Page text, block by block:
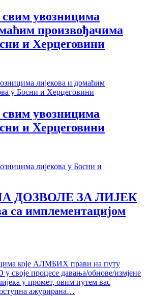
увозницима
произвођачима
и Херцеговини
лијекова и домаћим
у Босни и Херцеговини
увозницима
и Херцеговини
лијекова у Босни и
ДОЗВОЛЕ ЗА ЛИЈЕК
са имплементацијом
које АЛМБИХ прави на путу
своје процесе давања/обнове/измјене
у промет, овим путем вас
ажурирана…